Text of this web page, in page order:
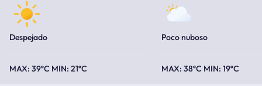
Despejado
39ºC 21ºC
Poco nuboso
38ºC 19ºC